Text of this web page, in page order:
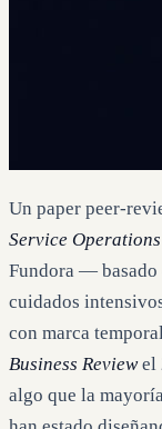
Un paper peer-
Service
Fundora — basado
cuidados
con marca
Business Reviewel
algo que la